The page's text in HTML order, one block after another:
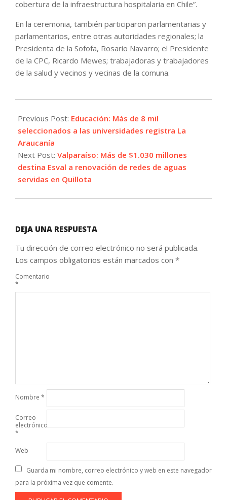
cobertura de la infraestructura hospitalaria en Chile”.
En la ceremonia, también participaron parlamentarias y
parlamentarios, entre otras autoridades regionales; la
Presidenta de la Sofofa, Rosario Navarro; el Presidente
de la CPC, Ricardo Mewes; trabajadoras y trabajadores
de la salud y vecinos y vecinas de la comuna.
01-
17
Previous Post: Educación: Más de 8 mil
seleccionados a las universidades registra La
Araucanía
Next Post: Valparaíso: Más de $1.030 millones
destina Esval a renovación de redes de aguas
servidas en Quillota
DEJA UNA RESPUESTA
Tu dirección de correo electrónico no será publicada.
Los campos obligatorios están marcados con *
Comentario
*
Nombre *
Correo
electrónico
*
Web
Guarda mi nombre, correo electrónico y web en este navegador
para la próxima vez que comente.